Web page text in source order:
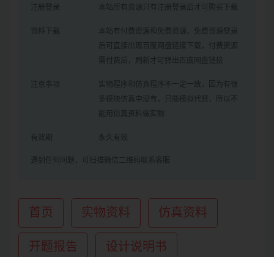
注册登录 本站所有资源只有注册登录后才可购买下载
资料下载
本站有付费资源和免费资源，免费资源登录
后可直接出现百度网盘链接下载，付费资源
需付费后，刷新才可弹出百度网盘链接
注意事项
实物程序和仿真程序不一定一致，因为有很
多模块仿真中没有，只能模拟代替，所以不
能用仿真资料做实物
有效期 永久有效
遇到任何问题，可扫描微信二维码联系客服
首页 实物资料 仿真资料
开题报告 设计说明书